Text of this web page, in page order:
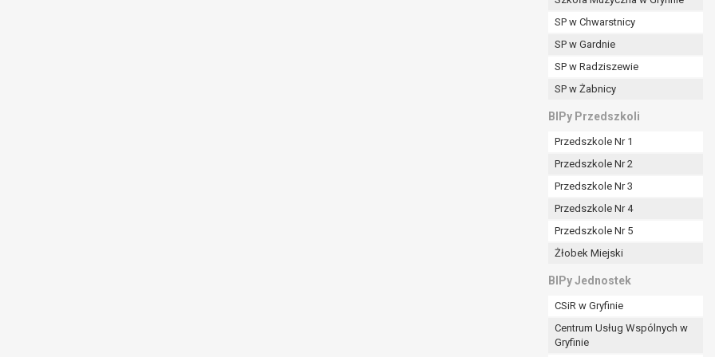
SP w Chwarstnicy
SP w Gardnie
SP w Radziszewie
SP w Żabnicy
BIPy Przedszkoli
Przedszkole Nr 1
Przedszkole Nr 2
Przedszkole Nr 3
Przedszkole Nr 4
Przedszkole Nr 5
Żłobek Miejski
BIPy Jednostek
CSiR w Gryfinie
Centrum Usług Wspólnych w
Gryfinie
art. 16 RODO,
prawo do bycia zapomnianym) na podstawie art. 17 RODO, w przypadku gdy:
były zebrane lub w inny sposób przetwarzane,
na przetwarzanie danych osobowych, która jest podstawą przetwarzania danych i nie ma innej podstawy prawnej
z prawem,
się z obowiązku wynikającego z przepisów prawa;
danych osobowych – na okres pozwalający administratorowi sprawdzić prawidłowość tych danych,
celów, ale osoba, której dane dotyczą, potrzebuje ich do ustalenia, obrony lub dochodzenia roszczeń,
wobec przetwarzania danych - do czasu ustalenia czy prawnie uzasadnione podstawy po stronie administratora są
RODO, w przypadku gdy łącznie spełnione są następujące przesłanki:
umowy zawartej z osobą, której dane dotyczą lub na podstawie zgody wyrażonej przez tą osobę,
art. 21 RODO, wobec przetwarzania danych osobowych, którego podstawą prawną jest: